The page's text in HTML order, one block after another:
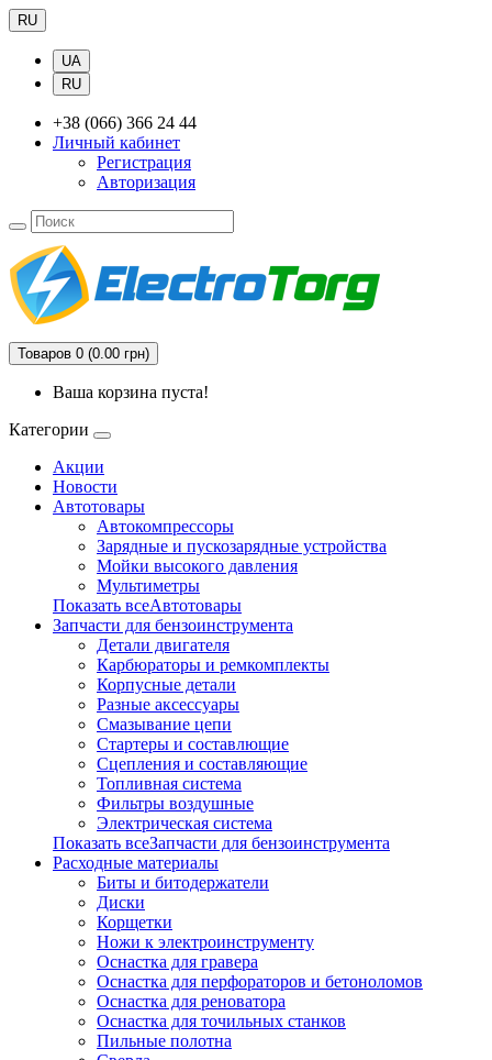
RU
UA
RU
+38 (066) 366 24 44
Личный кабинет
Регистрация
Авторизация
Товаров 0 (0.00 грн)
Ваша корзина пуста!
Категории
Акции
Новости
Автотовары
Автокомпрессоры
Зарядные и пускозарядные устройства
Мойки высокого давления
Мультиметры
Показать всеАвтотовары
Запчасти для бензоинструмента
Детали двигателя
Карбюраторы и ремкомплекты
Корпусные детали
Разные аксессуары
Смазывание цепи
Стартеры и составлющие
Сцепления и составляющие
Топливная система
Фильтры воздушные
Электрическая система
Показать всеЗапчасти для бензоинструмента
Расходные материалы
Биты и битодержатели
Диски
Корщетки
Ножи к электроинструменту
Оснастка для гравера
Оснастка для перфораторов и бетоноломов
Оснастка для реноватора
Оснастка для точильных станков
Пильные полотна